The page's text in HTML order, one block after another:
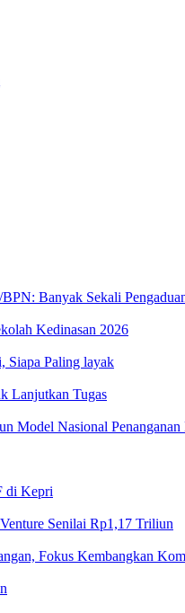
Banyak Sekali
Kedinasan 2026
Siapa Paling layak
Lanjutkan Tugas
Model Nasional
di Kepri
Senilai Rp1,17 Triliun
Fokus Kembangkan